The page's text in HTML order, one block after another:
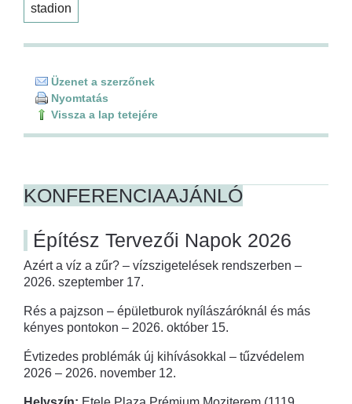
stadion
Üzenet a szerzőnek
Nyomtatás
Vissza a lap tetejére
KONFERENCIAAJÁNLÓ
Építész Tervezői Napok 2026
Azért a víz a zűr? – vízszigetelések rendszerben –
2026. szeptember 17.
Rés a pajzson – épületburok nyílászáróknál és más
kényes pontokon – 2026. október 15.
Évtizedes problémák új kihívásokkal – tűzvédelem
2026 – 2026. november 12.